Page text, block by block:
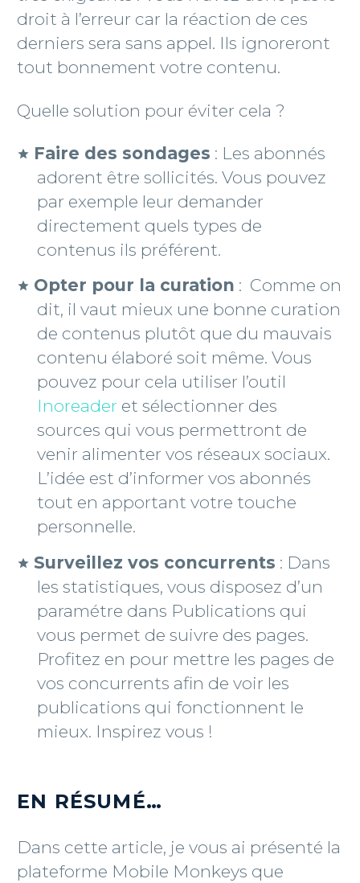
droit à l’erreur car la réaction de ces
derniers sera sans appel. Ils ignoreront
tout bonnement votre contenu.
Quelle solution pour éviter cela ?
Faire des sondages : Les abonnés
adorent être sollicités. Vous pouvez
par exemple leur demander
directement quels types de
contenus ils préférent.
Opter pour la curation : Comme on
dit, il vaut mieux une bonne curation
de contenus plutôt que du mauvais
contenu élaboré soit même. Vous
pouvez pour cela utiliser l’outil
Inoreader et sélectionner des
sources qui vous permettront de
venir alimenter vos réseaux sociaux.
L’idée est d’informer vos abonnés
tout en apportant votre touche
personnelle.
Surveillez vos concurrents : Dans
les statistiques, vous disposez d’un
paramétre dans Publications qui
vous permet de suivre des pages.
Profitez en pour mettre les pages de
vos concurrents afin de voir les
publications qui fonctionnent le
mieux. Inspirez vous !
EN RÉSUMÉ…
Dans cette article, je vous ai présenté la
plateforme Mobile Monkeys que